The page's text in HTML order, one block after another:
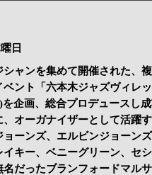
日
ャンを集めて開催された、
ント「六本木ジャズヴィレ
企画、総合プロデュースし
、オーガナイザーとして活躍
ーンズ、エルビンジョーン
イキー、ベニーグリーン、セ
名だったブランフォードマル